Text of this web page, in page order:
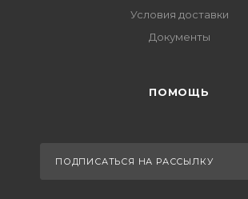
Условия доставки
Документы
ПОМОЩЬ
ПОДПИСАТЬСЯ НА РАССЫЛКУ